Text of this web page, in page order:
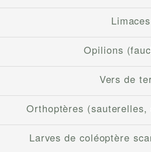
Limaces
Opilions
Vers de
Orthoptères
Larves de coléoptère